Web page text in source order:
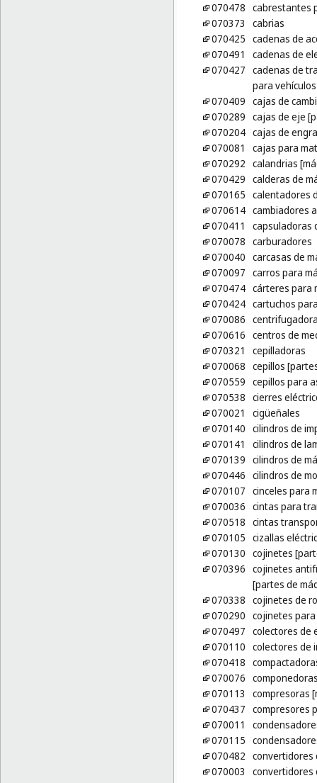
070478 cabrestantes
070373
cabrias
070425 cadenas de
070491
cadenas de
070427 cadenas de
para
070409 cajas de
070289 cajas de eje
070204 cajas de
070081
cajas para
070292 calandrias
070429 calderas de
070165 calentadores
070614 cambiadores
070411
capsuladoras
070078 carburadores
070040 carcasas de
070097 carros para
070474 cárteres para
070424 cartuchos
070086
070616 centros de
070321
cepilladoras
070068 cepillos
070559 cepillos para
070538 cierres
070021
cigüeñales
070140 cilindros de
070141
cilindros de
070139 cilindros de
070446 cilindros de
070107 cinceles para
070036 cintas para
070518 cintas
070105 cizallas
070130 cojinetes
070396 cojinetes
[partes de
070338 cojinetes de
070290 cojinetes
070497 colectores de
070110 colectores de
070418
070076
070113
compresoras
070437 compresores
070011
070115
070482 convertidores
070003
convertidores